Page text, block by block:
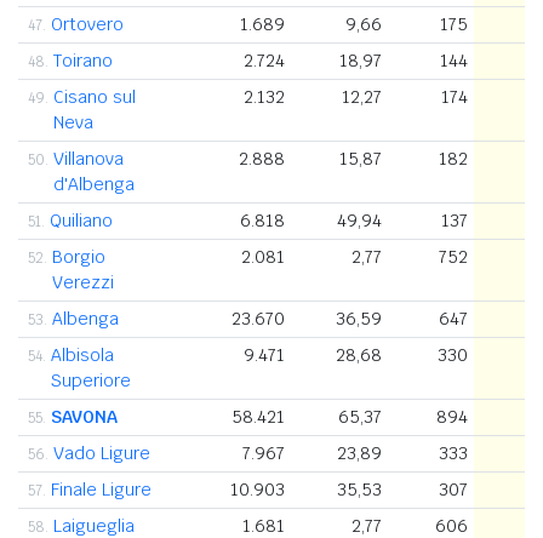
47. Ortovero 1.689 9,66 175
48. Toirano 2.724 18,97 144
49. Cisano sul
Neva
2.132 12,27 174
50. Villanova
d'Albenga
2.888 15,87 182
51. Quiliano 6.818 49,94 137
52. Borgio
Verezzi
2.081 2,77 752
53. Albenga 23.670 36,59 647
54. Albisola
Superiore
9.471 28,68 330
55. SAVONA 58.421 65,37 894
56. Vado Ligure 7.967 23,89 333
57. Finale Ligure 10.903 35,53 307
58. Laigueglia 1.681 2,77 606